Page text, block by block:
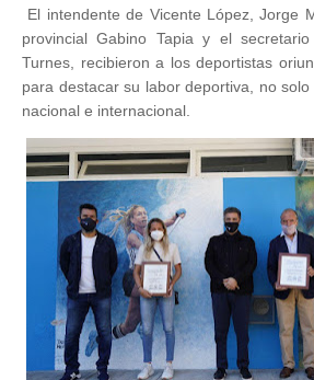
El intendente de Vicente López, Jorge
provincial Gabino Tapia y el
Turnes, recibieron a los deportistas
para destacar su labor deportiva, no
nacional e internacional.